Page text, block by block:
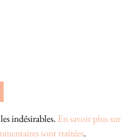
indésirables. En savoir plus sur
sont traitées.